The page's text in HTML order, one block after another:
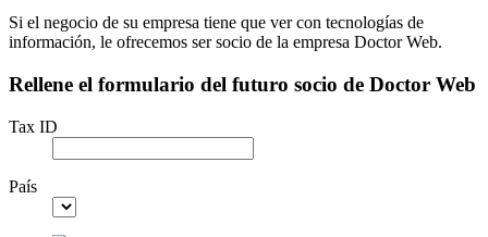
Si el negocio de su empresa tiene que ver con tecnologías de
información, le ofrecemos ser socio de la empresa Doctor Web.
Rellene el formulario del futuro socio de Doctor Web
Tax ID
País